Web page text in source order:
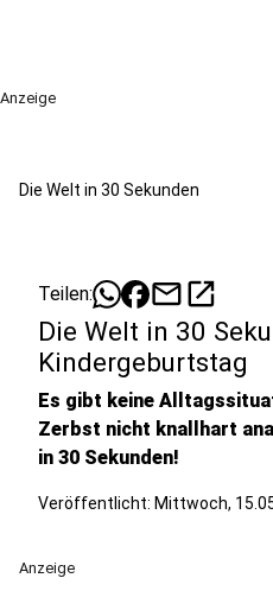
Anzeige
Die Welt in 30 Sekunden
Teilen: mailopen_in_new
Die Welt in 30
Kindergeburtstag
Es gibt keine
Zerbst nicht knallhart
in 30 Sekunden!
Veröffentlicht: Mittwoch,
Anzeige